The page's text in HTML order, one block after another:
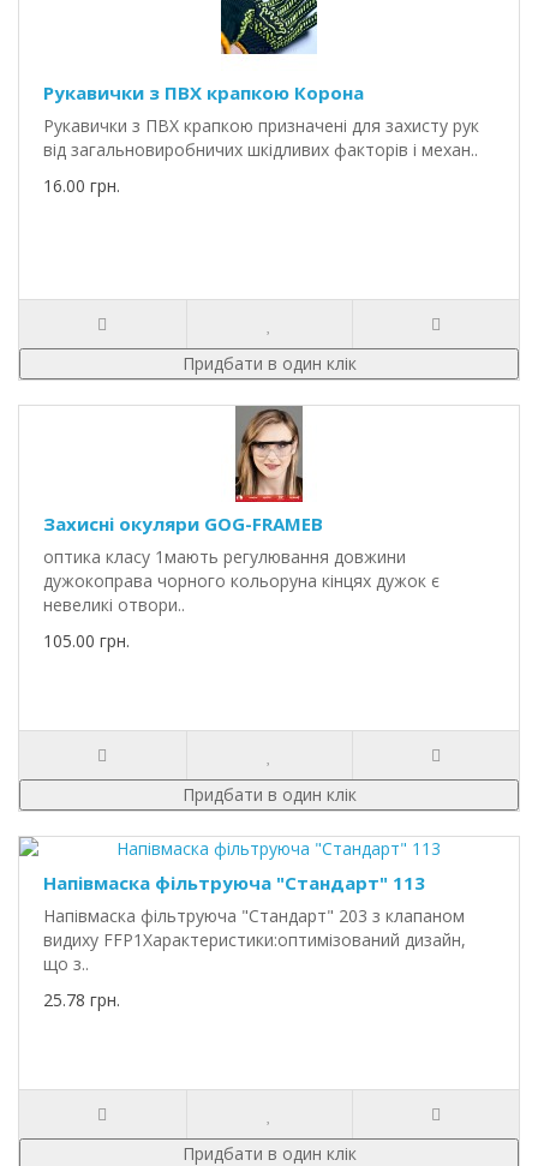
Рукавички з ПВХ крапкою Корона
Рукавички з ПВХ крапкою призначені для захисту рук
від загальновиробничих шкідливих факторів і механ..
16.00 грн.
Придбати в один клік
Захисні окуляри GOG-FRAMEB
оптика класу 1мають регулювання довжини
дужокоправа чорного кольоруна кінцях дужок є
невеликі отвори..
105.00 грн.
Придбати в один клік
Напівмаска фільтруюча "Стандарт" 113
Напівмаска фільтруюча "Стандарт" 203 з клапаном
видиху FFP1Характеристики:оптимізований дизайн,
що з..
25.78 грн.
Придбати в один клік